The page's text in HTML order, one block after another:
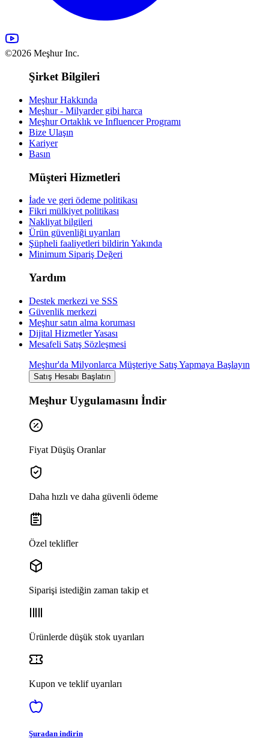
©2026 Meşhur Inc.
Şirket Bilgileri
Meşhur Hakkında
Meşhur - Milyarder gibi harca
Meşhur Ortaklık ve Influencer Programı
Bize Ulaşın
Kariyer
Basın
Müşteri Hizmetleri
İade ve geri ödeme politikası
Fikri mülkiyet politikası
Nakliyat bilgileri
Ürün güvenliği uyarıları
Şüpheli faaliyetleri bildirin Yakında
Minimum Sipariş Değeri
Yardım
Destek merkezi ve SSS
Güvenlik merkezi
Meşhur satın alma koruması
Dijital Hizmetler Yasası
Mesafeli Satış Sözleşmesi
Meşhur'da Milyonlarca Müşteriye Satış Yapmaya Başlayın
Satış Hesabı Başlatın
Meşhur Uygulamasını İndir
Fiyat Düşüş Oranlar
Daha hızlı ve daha güvenli ödeme
Özel teklifler
Siparişi istediğin zaman takip et
Ürünlerde düşük stok uyarıları
Kupon ve teklif uyarıları
Şuradan indirin